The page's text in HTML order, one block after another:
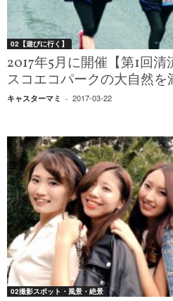
02【遊びに行く】
2017年5月に開催【第1回
スコエコパークの大自然を
キャスターマミ - 2017-03-22
02撮影スポット・風景・絶景